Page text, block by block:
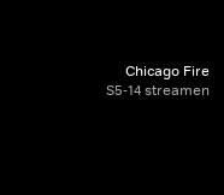
Chicago Fire
S5-14 streamen